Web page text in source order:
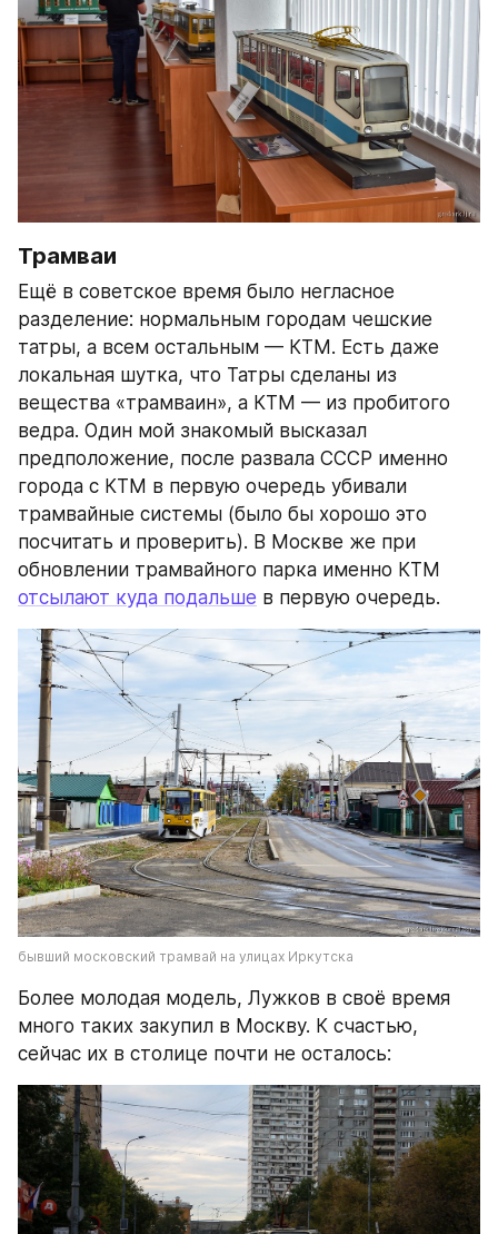
Трамваи
Ещё в советское время было негласное
разделение: нормальным городам чешские
татры, а всем остальным — КТМ. Есть даже
локальная шутка, что Татры сделаны из
вещества «трамваин», а КТМ — из пробитого
ведра. Один мой знакомый высказал
предположение, после развала СССР именно
города с КТМ в первую очередь убивали
трамвайные системы (было бы хорошо это
посчитать и проверить). В Москве же при
отсылают куда подальше в первую очередь.
бывший московский трамвай на улицах Иркутска
Более молодая модель, Лужков в своё время
много таких закупил в Москву. К счастью,
сейчас их в столице почти не осталось: